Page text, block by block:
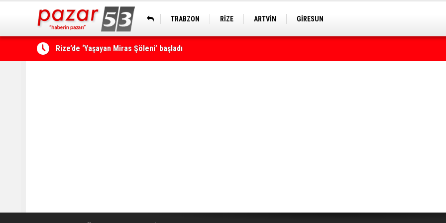
TRABZON RİZE ARTVİN GİRESUN
Çamlıhemşin'de kayıp vatandaş 600 metrelik uçurumda bulundu